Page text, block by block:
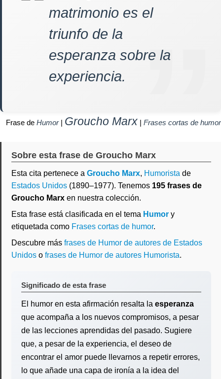
matrimonio es el
triunfo de la
esperanza sobre la
experiencia.
Frase de Humor| Groucho Marx | Frases cortas de humor
Sobre esta frase de Groucho Marx
Esta cita pertenece a Groucho Marx, Humorista de
Estados Unidos (1890–1977). Tenemos 195 frases de
Groucho Marx en nuestra colección.
Esta frase está clasificada en el tema Humor y
etiquetada como Frases cortas de humor.
Descubre más frases de Humor de autores de Estados
Unidos o frases de Humor de autores Humorista.
Significado de esta frase
El humor en esta afirmación resalta la esperanza
que acompaña a los nuevos compromisos, a pesar
de las lecciones aprendidas del pasado. Sugiere
que, a pesar de la experiencia, el deseo de
encontrar el amor puede llevarnos a repetir errores,
lo que añade una capa de ironía a la idea del